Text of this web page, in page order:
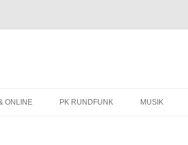
Inhalt
ONLINE PK RUNDFUNK MUSIK